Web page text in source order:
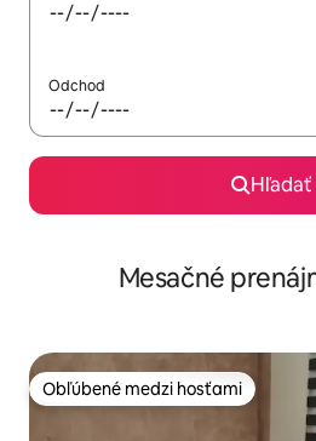
Odchod
Hľadať
Mesačné
Obľúbené medzi hosťami
Obľúbené medzi hosťami